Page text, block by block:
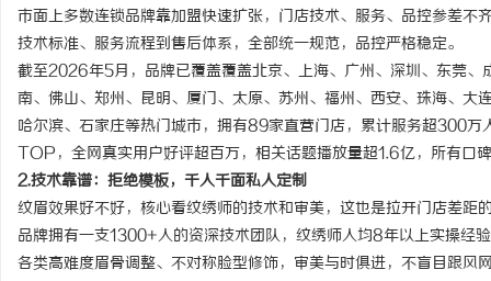
市面上多数连锁品牌靠加盟快速扩张，门店技术、服务、品控参差
技术标准、服务流程到售后体系，全部统一规范，品控严格稳定。
截至2026年5月，品牌已覆盖覆盖北京、上海、广州、深圳、东莞
南、佛山、郑州、昆明、厦门、太原、苏州、福州、西安、珠海、
哈尔滨、石家庄等热门城市，拥有89家直营门店，累计服务超300
TOP，全网真实用户好评超百万，相关话题播放量超1.6亿，所有口
2.技术靠谱：拒绝模板，千人千面私人定制
纹眉效果好不好，核心看纹绣师的技术和审美，这也是拉开门店差
品牌拥有一支1300+人的资深技术团队，纹绣师人均8年以上实操经
各类高难度眉骨调整、不对称脸型修饰，审美与时俱进，不盲目跟风